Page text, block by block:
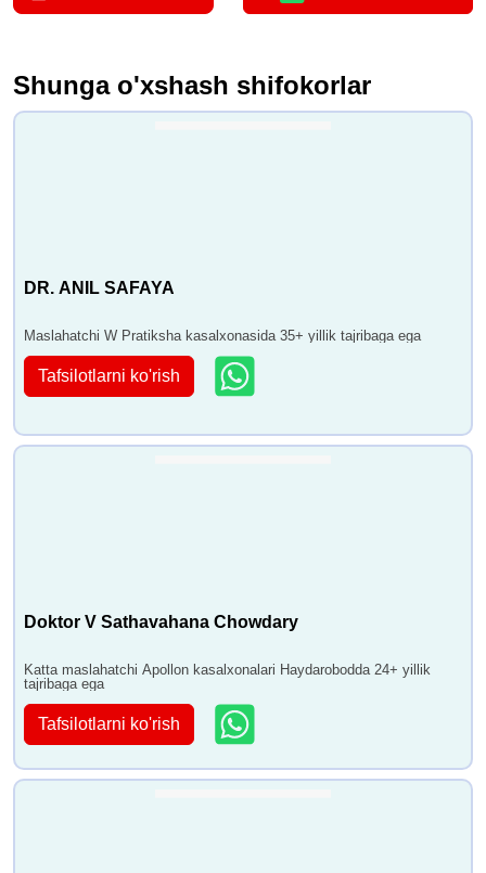
Shunga o'xshash shifokorlar
DR. ANIL SAFAYA
Maslahatchi W Pratiksha kasalxonasida 35+ yillik tajribaga ega
Tafsilotlarni ko'rish
Doktor V Sathavahana Chowdary
Katta maslahatchi Apollon kasalxonalari Haydarobodda 24+ yillik
tajribaga ega
Tafsilotlarni ko'rish